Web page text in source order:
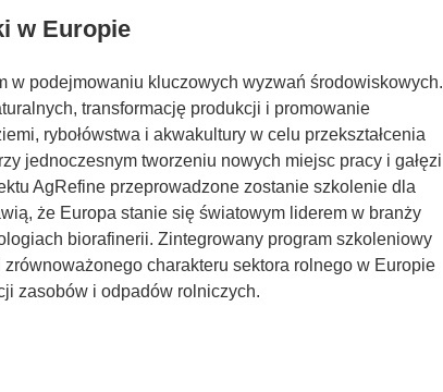
w Europie
w podejmowaniu kluczowych wyzwań środowiskowych.
transformację produkcji i promowanie
rybołówstwa i akwakultury w celu przekształcenia
jednoczesnym tworzeniu nowych miejsc pracy i gałęzi
AgRefine przeprowadzone zostanie szkolenie dla
że Europa stanie się światowym liderem w branży
biorafinerii. Zintegrowany program szkoleniowy
charakteru sektora rolnego w Europie
zasobów i odpadów rolniczych.